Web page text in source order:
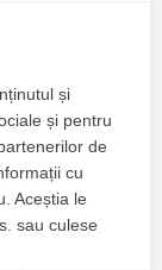
și
și pentru
de
cu
Aceștia le
sau culese